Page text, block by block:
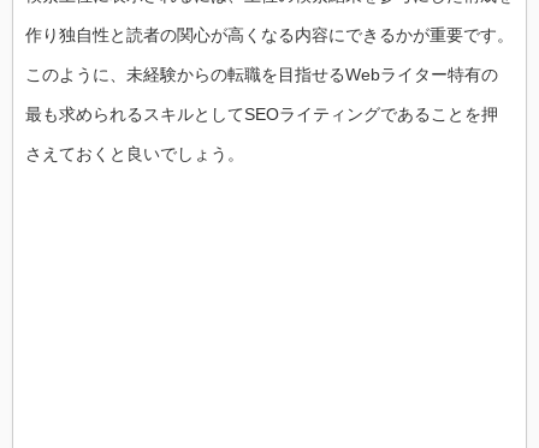
作り独自性と読者の関心が高くなる内容にできるかが重要です。
このように、未経験からの転職を目指せるWebライター特有の
最も求められるスキルとしてSEOライティングであることを押
さえておくと良いでしょう。